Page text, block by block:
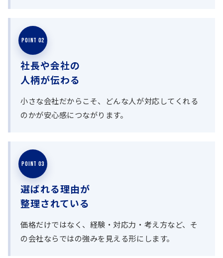
POINT 02
社長や会社の
人柄が伝わる
小さな会社だからこそ、どんな人が対応してくれる
のかが安心感につながります。
POINT 03
選ばれる理由が
整理されている
価格だけではなく、経験・対応力・考え方など、そ
の会社ならではの強みを見える形にします。